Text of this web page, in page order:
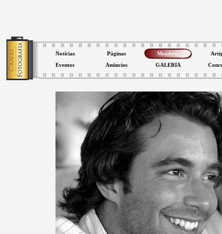
Notícias Páginas Membros
Eventos Anúncios GALERIA